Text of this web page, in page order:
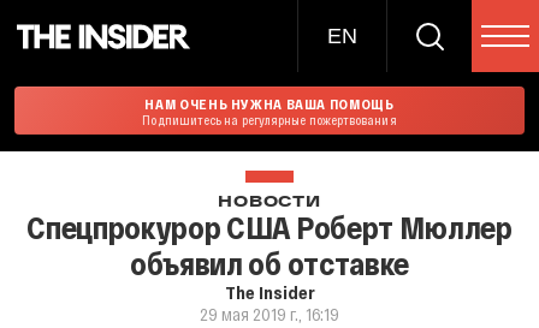
EN
НАМ ОЧЕНЬ НУЖНА ВАША ПОМОЩЬ
Подпишитесь на регулярные пожертвования
НОВОСТИ
Спецпрокурор США Роберт Мюллер
объявил об отставке
The Insider
29 мая 2019 г., 16:19